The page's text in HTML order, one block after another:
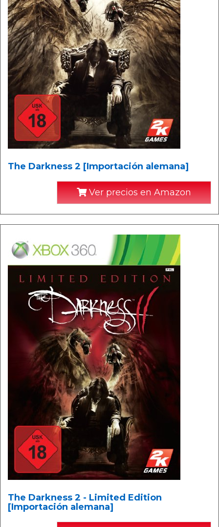
The Darkness 2 [Importación alemana]
Ver precios en Amazon
The Darkness 2 - Limited Edition
[Importación alemana]